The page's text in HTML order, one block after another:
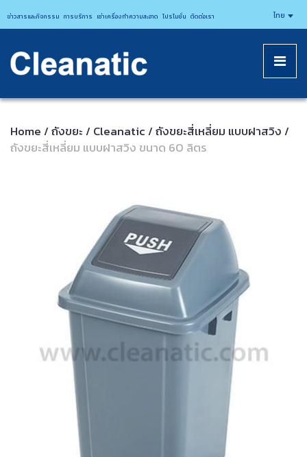
CLEANATICJ
ข่าวสารและกิจกรรม การบริการ เช่าเครื่องทำความสะอาด โปรโมชั่น ติดต่อเรา ไทย
Home / ถังขยะ / Cleanatic / ถังขยะสี่เหลี่ยม แบบฝาสวิง /
ถังขยะสี่เหลี่ยม แบบฝาสวิง ขนาด 60 ลิตร